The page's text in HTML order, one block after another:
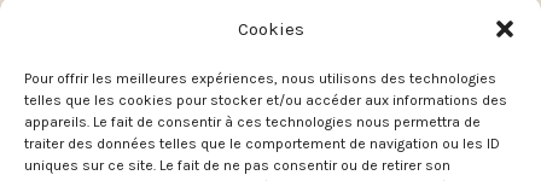
Cookies
Pour offrir les meilleures expériences, nous utilisons des technologies
telles que les cookies pour stocker et/ou accéder aux informations des
appareils. Le fait de consentir à ces technologies nous permettra de
traiter des données telles que le comportement de navigation ou les ID
uniques sur ce site. Le fait de ne pas consentir ou de retirer son
Conditions générales de vente
Plan du site